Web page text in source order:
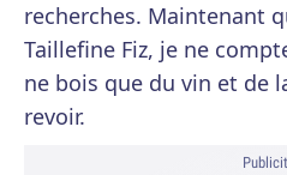
recherches. Maintenant
Taillefine Fiz, je ne
ne bois que du vin et de
revoir.